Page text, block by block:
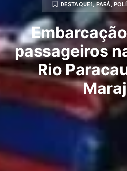
DESTAQUE1,PARÁ,
passageiros
Rio